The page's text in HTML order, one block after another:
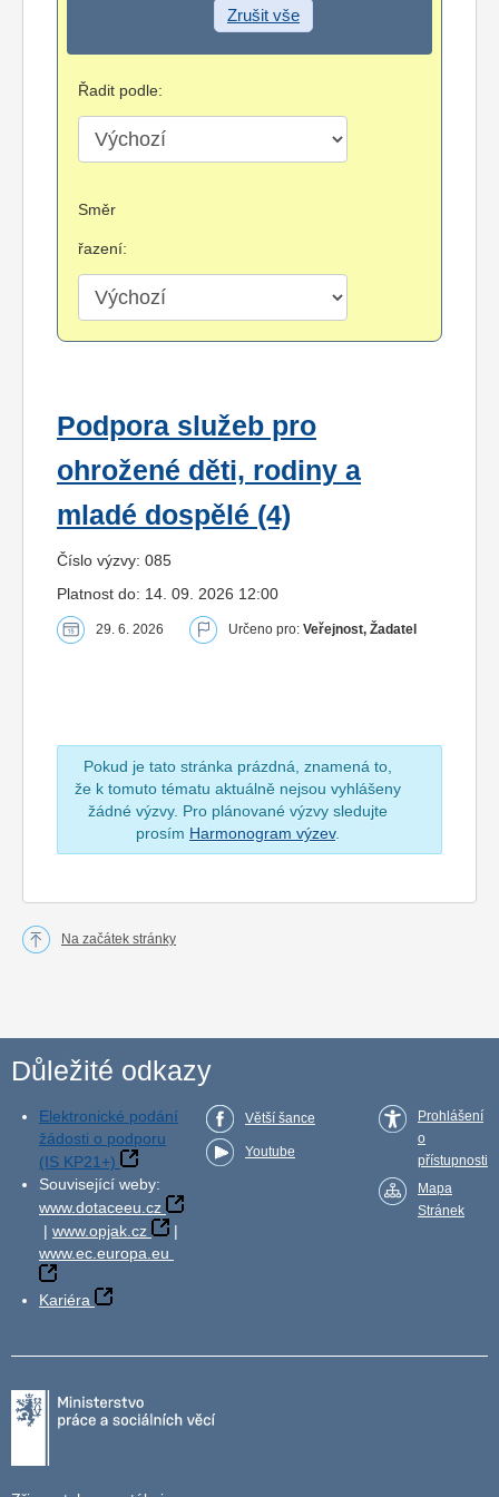
Zrušit vše
Řadit podle:
Směr
řazení:
Podpora služeb pro
ohrožené děti, rodiny a
mladé dospělé (4)
Číslo výzvy: 085
Platnost do: 14. 09. 2026 12:00
29. 6. 2026 Určeno pro: Veřejnost, Žadatel
Pokud je tato stránka prázdná, znamená to,
že k tomuto tématu aktuálně nejsou vyhlášeny
žádné výzvy. Pro plánované výzvy sledujte
prosím Harmonogram výzev.
Na začátek stránky
Důležité odkazy
Elektronické podání
žádosti o podporu
(IS KP21+)
Související weby:
www.dotaceeu.cz
| www.opjak.cz
|
www.ec.europa.eu
Kariéra
Větší šance
Youtube
Prohlášení
o
přístupnosti
Mapa
Stránek